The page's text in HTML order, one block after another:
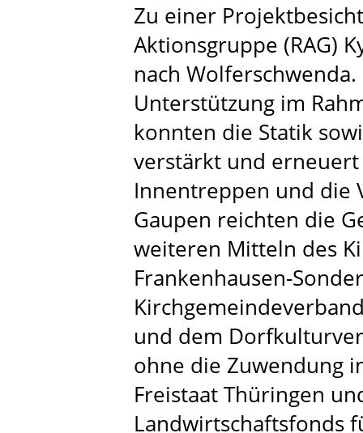
Zu einer
Aktionsgruppe (RAG)
nach
Unterstützung im
konnten die Statik
verstärkt und
Innentreppen und die
Gaupen reichten die
weiteren Mitteln des
Frankenhausen-
und dem
ohne die Zuwendung
Freistaat Thüringen
Landwirtschaftsfonds